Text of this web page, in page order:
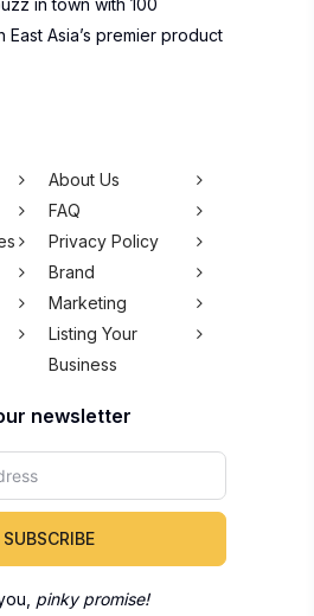
in town with 100
East Asia’s premier product
About Us
FAQ
Privacy Policy
Brand
Marketing
Listing Your
Business
newsletter
SUBSCRIBE
pinky promise!